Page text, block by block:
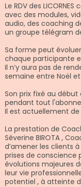
Le RDV des
avec des modules,
audio, des coaching
un groupe télégram
Sa forme peut
chaque participante
Il n’y aura pas de
semaine entre Noël et
Son prix fixé au
pendant tout
Il est actuellement de
La prestation de
Séverine BIROTA ,
d’amener les clients
prises de conscience
évolutions majeures
leur vie
potentiel , à atteinte